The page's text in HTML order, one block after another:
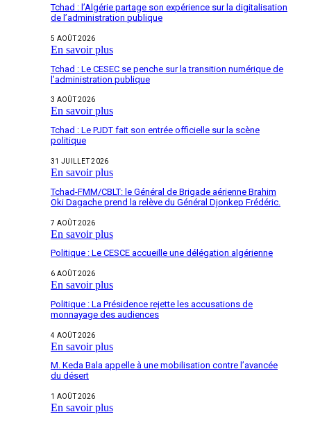
Tchad : l’Algérie partage son expérience sur la digitalisation
de l’administration publique
5 AOÛT 2026
En savoir plus
Tchad : Le CESEC se penche sur la transition numérique de
l’administration publique
3 AOÛT 2026
En savoir plus
Tchad : Le PJDT fait son entrée officielle sur la scène
politique
31 JUILLET 2026
En savoir plus
Tchad-FMM/CBLT: le Général de Brigade aérienne Brahim
Oki Dagache prend la relève du Général Djonkep Frédéric.
7 AOÛT 2026
En savoir plus
Politique : Le CESCE accueille une délégation algérienne
6 AOÛT 2026
En savoir plus
Politique : La Présidence rejette les accusations de
monnayage des audiences
4 AOÛT 2026
En savoir plus
M. Keda Bala appelle à une mobilisation contre l’avancée
du désert
1 AOÛT 2026
En savoir plus